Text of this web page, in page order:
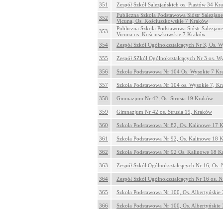
351 Zespół Szkół Salezjańskich os. Piastów 34
352
Publiczna Szkoła Podstawowa Sióstr
Vicuna, Os. Kościuszkowskie 7 Kraków
353
Publiczna Szkoła Podstawowa Sióstr
Vicuna os. Kościuszkowskie 7 Kraków
354
Zespół Szkół Ogólnokształcących Nr 3, Os.
355 Zespół SZkół Ogólnokształcących Nr 3 os.
356 Szkoła Podstawowa Nr 104 Os. Wysokie 7
357 Szkoła Podstawowa Nr 104 os. Wysokie 7,
358 Gimnazjum Nr 42, Os. Strusia 19 Kraków
359 Gimnazjum Nr 42 os. Strusia 19, Kraków
360 Szkoła Podstawowa Nr 82, Os. Kalinowe 17
361 Szkoła Podstawowa Nr 92, Os. Kalinowe 18
362 Szkoła Podstawowa Nr 92 Os. Kalinowe 18
363 Zespół Szkół Ogólnokształcących Nr 16,
364 Zespół Szkół Ogólnokształcących Nr 16 os.
365 Szkoła Podstawowa Nr 100, Os.
366 Szkoła Podstawowa Nr 100, Os.